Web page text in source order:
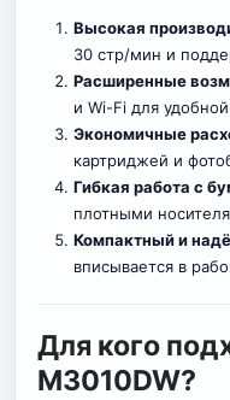
Высокая
30 стр/мин и
Расширенные
и Wi-Fi для
Экономичные
картриджей и
Гибкая работа с
плотными но
Компактный и
вписывается в
Для кого
M3010DW?